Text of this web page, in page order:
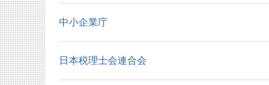
中小企業庁
日本税理士会連合会